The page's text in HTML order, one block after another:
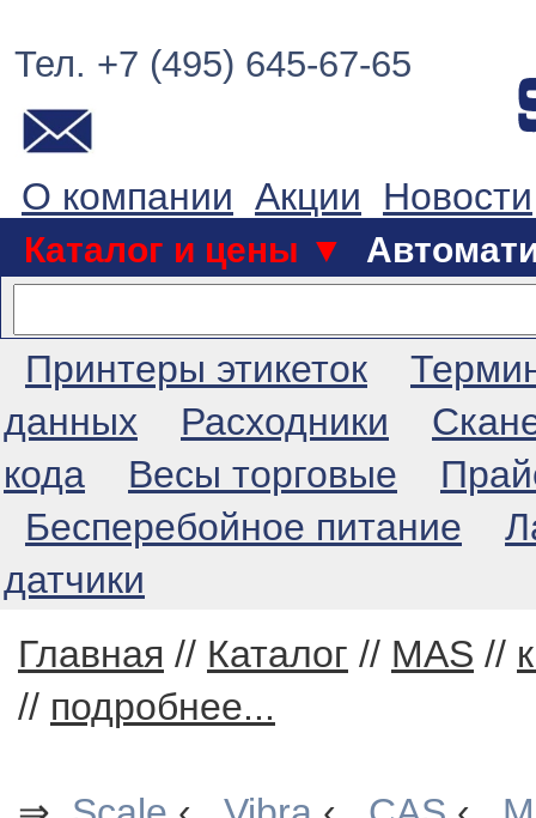
Тел. +7 (495) 645-67-65
О компании Акции Новости
Каталог и цены ▼
Принтеры этикеток
данных
Расходники
кода
Весы торговые
Бесперебойное питание
датчики
Главная // Каталог // MAS //
// подробнее...